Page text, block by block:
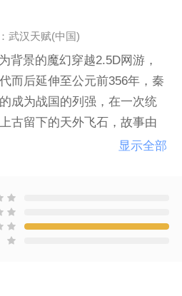
武汉天赋(中国)
背景的魔幻穿越2.5D网游，
而后延伸至公元前356年，秦
成为战国的列强，在一次统
古留下的天外飞石，故事由
显示全部